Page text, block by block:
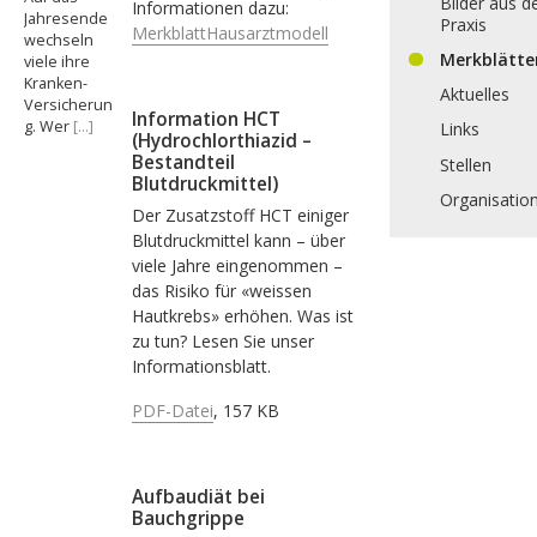
Informationen dazu:
MerkblattHausarztmodell
Information HCT
(Hydrochlorthiazid –
Bestandteil
Blutdruckmittel)
Der Zusatzstoff HCT einiger
Blutdruckmittel kann – über
viele Jahre eingenommen –
das Risiko für «weissen
Hautkrebs» erhöhen. Was ist
zu tun? Lesen Sie unser
Informationsblatt.
PDF-Datei, 157 KB
Aufbaudiät bei
Bauchgrippe
Jahresende
wechseln
viele ihre
Kranken-
Versicherun
g. Wer […]
Praxis
Aktuelles
Links
Stellen